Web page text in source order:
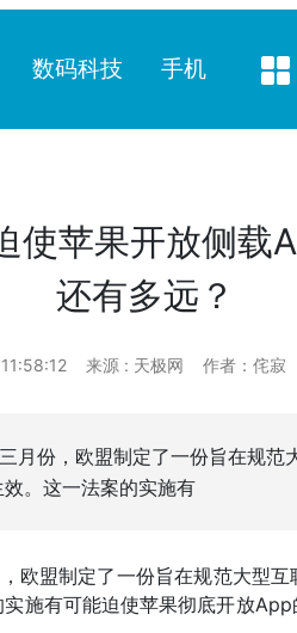
数码科技 手机
使苹果开放侧载
还有多远？
来源 : 天极网 作者：侘寂
月份，欧盟制定了一份旨在规范
。这一法案的实施有
欧盟制定了一份旨在规范大型
施有可能迫使苹果彻底开放